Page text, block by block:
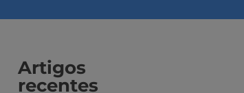
Artigos
recentes